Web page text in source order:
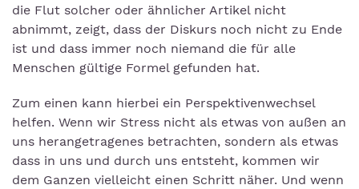
die Flut solcher oder ähnlicher Artikel nicht
abnimmt, zeigt, dass der Diskurs noch nicht zu Ende
ist und dass immer noch niemand die für alle
Menschen gültige Formel gefunden hat.
Zum einen kann hierbei ein Perspektivenwechsel
helfen. Wenn wir Stress nicht als etwas von außen an
uns herangetragenes betrachten, sondern als etwas
dass in uns und durch uns entsteht, kommen wir
dem Ganzen vielleicht einen Schritt näher. Und wenn